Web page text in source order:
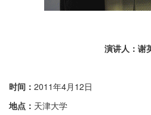
演讲人：谢
时间： 2011年4月12日
地点： 天津大学